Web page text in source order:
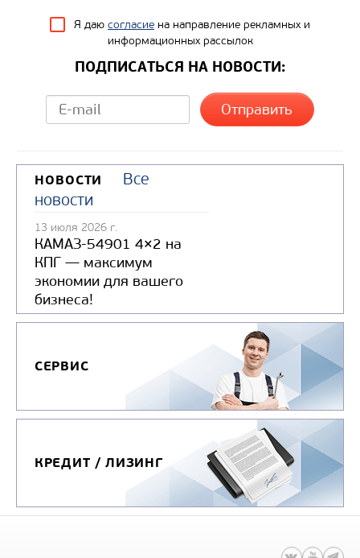
Я даю согласие на направление рекламных и
информационных рассылок
ПОДПИСАТЬСЯ НА НОВОСТИ:
НОВОСТИ
Все
новости
13 июля 2026 г.
КАМАЗ-54901 4×2 на
КПГ — максимум
экономии для вашего
бизнеса!
СЕРВИС
КРЕДИТ / ЛИЗИНГ